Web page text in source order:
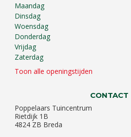
Maandag
Dinsdag
Woensdag
Donderdag
Vrijdag
Zaterdag
Toon alle openingstijden
CONTACT
Poppelaars Tuincentrum
Rietdijk 1B
4824 ZB Breda